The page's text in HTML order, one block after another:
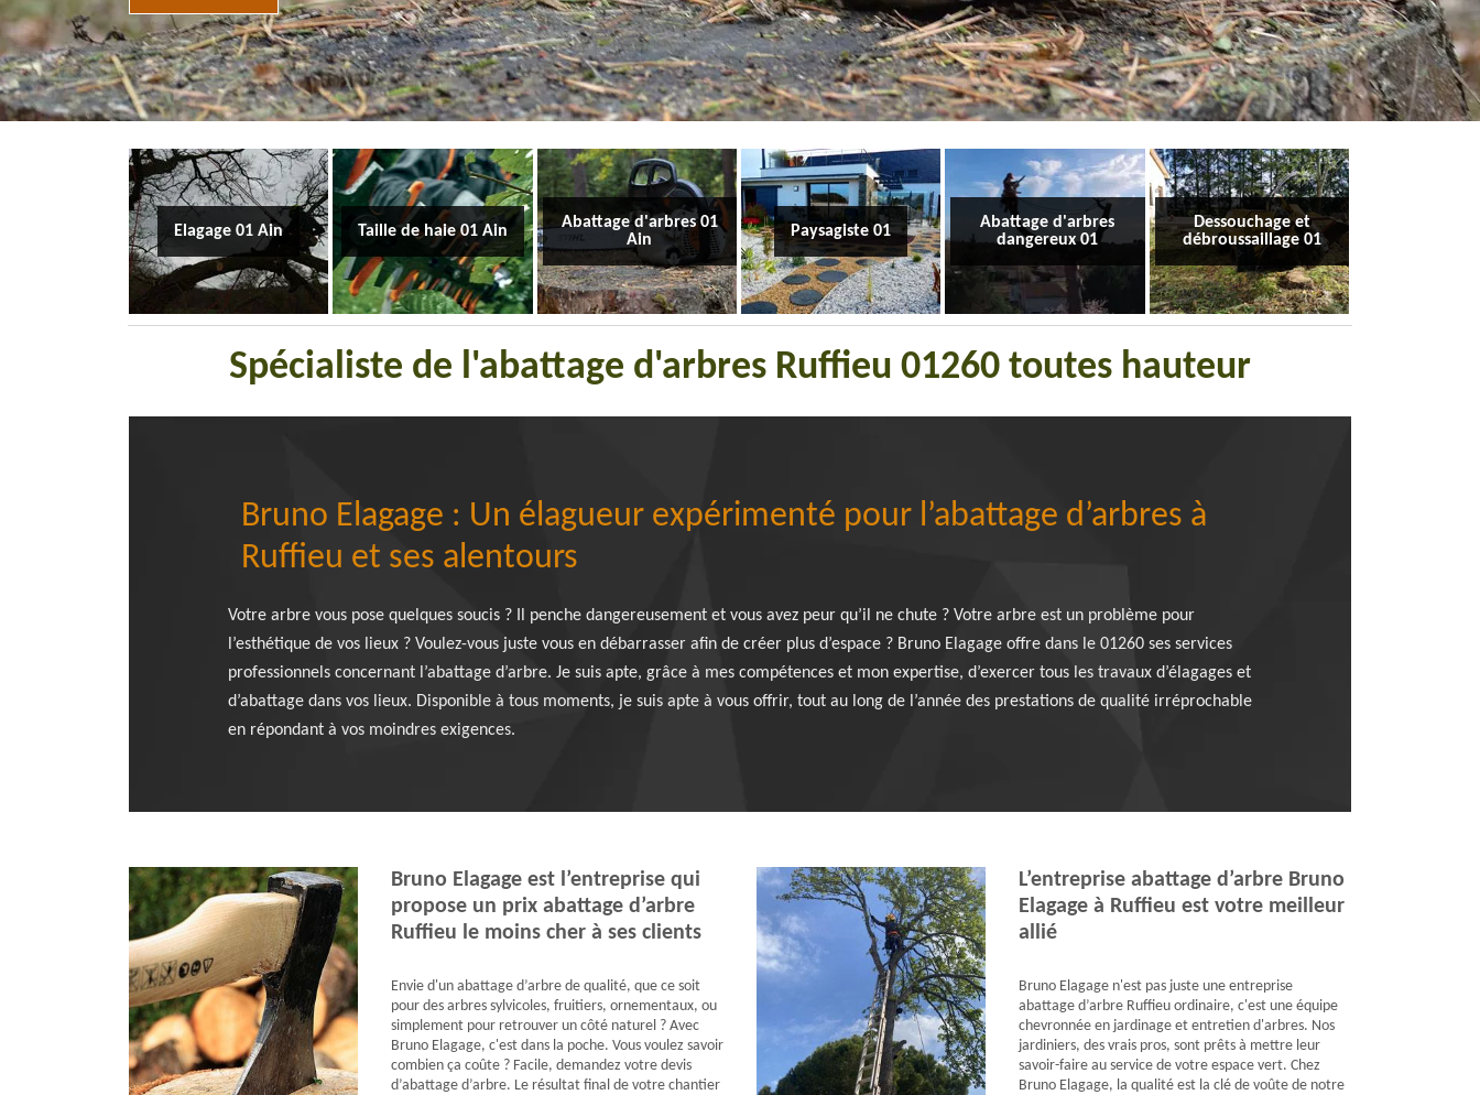
Elagage 01 Ain Taille de haie 01 Ain
Abattage d'arbres 01
Ain
Paysagiste 01
Abattage d'arbres
dangereux 01
Dessouchage et
débroussaillage 01
Spécialiste de l'abattage d'arbres Ruffieu 01260 toutes hauteur
Bruno Elagage : Un élagueur expérimenté pour l’abattage d’arbres à
Ruffieu et ses alentours
Votre arbre vous pose quelques soucis ? Il penche dangereusement et vous avez peur qu’il ne chute ? Votre arbre est un problème pour
l’esthétique de vos lieux ? Voulez-vous juste vous en débarrasser afin de créer plus d’espace ? Bruno Elagage offre dans le 01260 ses services
professionnels concernant l’abattage d’arbre. Je suis apte, grâce à mes compétences et mon expertise, d’exercer tous les travaux d’élagages et
d’abattage dans vos lieux. Disponible à tous moments, je suis apte à vous offrir, tout au long de l’année des prestations de qualité irréprochable
en répondant à vos moindres exigences.
Bruno Elagage est l’entreprise qui
propose un prix abattage d’arbre
Ruffieu le moins cher à ses clients
Envie d'un abattage d’arbre de qualité, que ce soit
pour des arbres sylvicoles, fruitiers, ornementaux, ou
simplement pour retrouver un côté naturel ? Avec
Bruno Elagage, c'est dans la poche. Vous voulez savoir
combien ça coûte ? Facile, demandez votre devis
d’abattage d’arbre. Le résultat final de votre chantier
L’entreprise abattage d’arbre Bruno
Elagage à Ruffieu est votre meilleur
allié
Bruno Elagage n'est pas juste une entreprise
abattage d’arbre Ruffieu ordinaire, c'est une équipe
chevronnée en jardinage et entretien d'arbres. Nos
jardiniers, des vrais pros, sont prêts à mettre leur
savoir-faire au service de votre espace vert. Chez
Bruno Elagage, la qualité est la clé de voûte de notre